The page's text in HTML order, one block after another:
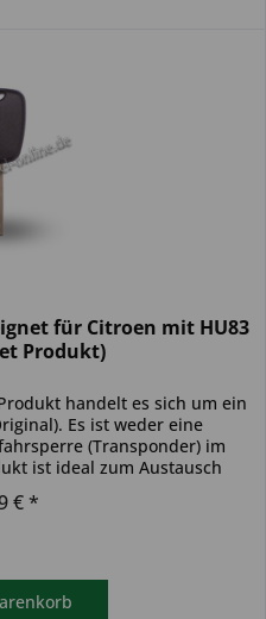
für Citroen mit HU83
Produkt)
handelt es sich um ein
Es ist weder eine
(Transponder) im
ist ideal zum Austausch
€ *